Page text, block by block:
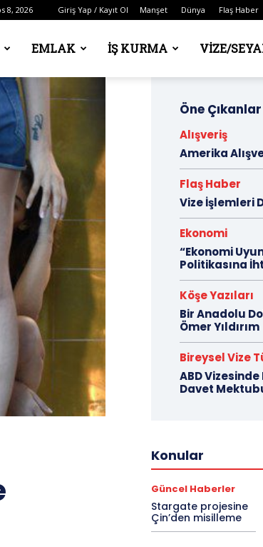
8, 2026 Giriş Yap / Kayıt Ol Manşet Dünya Flaş Haber
EMLAK İŞ KURMA VIZE/
Öne Çıkanlar
Alışveriş
Amerika
Flaş Haber
Vize İşlemleri
Ekonomi
“Ekonomi
Politikasına
Köşe Yazıları
Bir Anadolu
Ömer Yıldırım
Bireysel Vize
ABD
Davet
Konular
Güncel Haberler
Stargate projesine
Çin’den misilleme